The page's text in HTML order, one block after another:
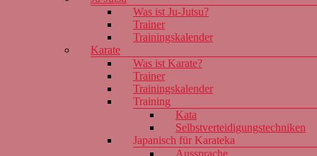
Was ist Ju-Jutsu?
Trainer
Trainingskalender
Karate
Was ist Karate?
Trainer
Trainingskalender
Training
Kata
Selbstverteidigungstechniken
Japanisch für Karateka
Aussprache